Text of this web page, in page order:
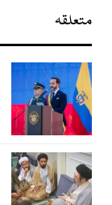
متعلقہ